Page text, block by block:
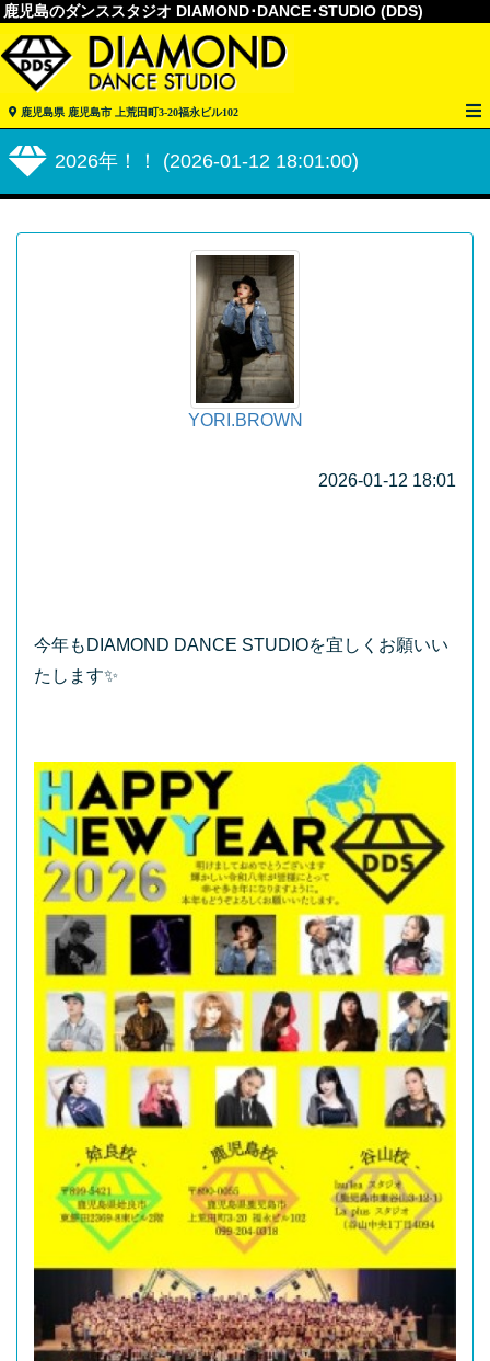
鹿児島のダンススタジオ DIAMOND･DANCE･STUDIO (DDS)
鹿児島県 鹿児島市 上荒田町3-20福永ビル102
2026年！！ (2026-01-12 18:01:00)
YORI.BROWN
2026-01-12 18:01
今年もDIAMOND DANCE STUDIOを宜しくお願いい
たします✨